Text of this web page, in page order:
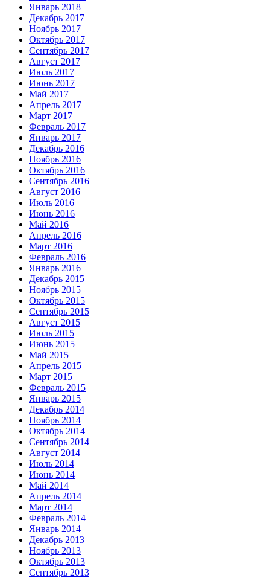
Январь 2018
Декабрь 2017
Ноябрь 2017
Октябрь 2017
Сентябрь 2017
Август 2017
Июль 2017
Июнь 2017
Май 2017
Апрель 2017
Март 2017
Февраль 2017
Январь 2017
Декабрь 2016
Ноябрь 2016
Октябрь 2016
Сентябрь 2016
Август 2016
Июль 2016
Июнь 2016
Май 2016
Апрель 2016
Март 2016
Февраль 2016
Январь 2016
Декабрь 2015
Ноябрь 2015
Октябрь 2015
Сентябрь 2015
Август 2015
Июль 2015
Июнь 2015
Май 2015
Апрель 2015
Март 2015
Февраль 2015
Январь 2015
Декабрь 2014
Ноябрь 2014
Октябрь 2014
Сентябрь 2014
Август 2014
Июль 2014
Июнь 2014
Май 2014
Апрель 2014
Март 2014
Февраль 2014
Январь 2014
Декабрь 2013
Ноябрь 2013
Октябрь 2013
Сентябрь 2013